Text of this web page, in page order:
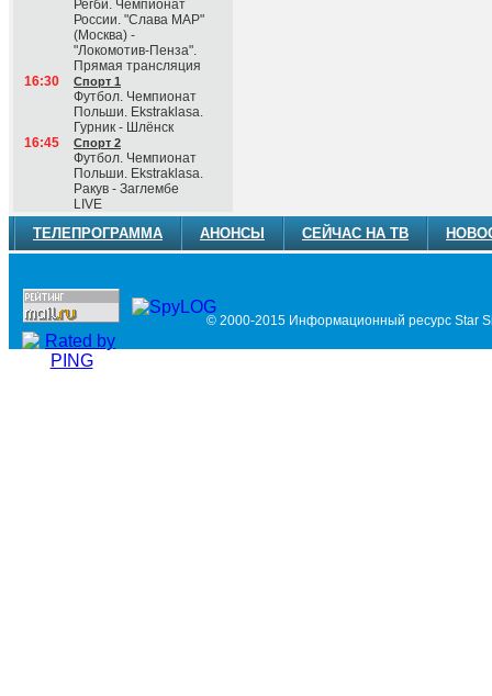
Регби. Чемпионат
России. "Слава МАР"
(Москва) -
"Локомотив-Пенза".
Прямая трансляция
16:30
Спорт 1
Футбол. Чемпионат
Польши. Ekstraklasa.
Гурник - Шлёнск
16:45
Спорт 2
Футбол. Чемпионат
Польши. Ekstraklasa.
Ракув - Заглембе
LIVE
ТЕЛЕПРОГРАММА АНОНСЫ СЕЙЧАС НА ТВ
© 2000-2015 Информационный ресурс Star